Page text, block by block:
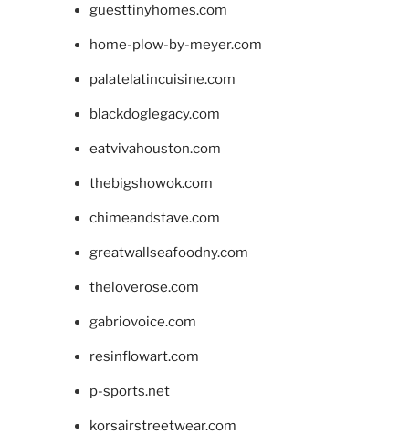
guesttinyhomes.com
home-plow-by-meyer.com
palatelatincuisine.com
blackdoglegacy.com
eatvivahouston.com
thebigshowok.com
chimeandstave.com
greatwallseafoodny.com
theloverose.com
gabriovoice.com
resinflowart.com
p-sports.net
korsairstreetwear.com